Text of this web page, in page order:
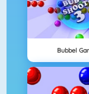
Bubbel